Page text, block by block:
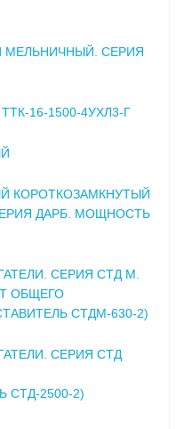
МЕЛЬНИЧНЫЙ. СЕРИЯ
16-1500-4УХЛ3-Г
КОРОТКОЗАМКНУТЫЙ
ДАРБ. МОЩНОСТЬ
СЕРИЯ СТД М.
ОБЩЕГО
СТДМ-630-2)
СЕРИЯ СТД
СТД-2500-2)